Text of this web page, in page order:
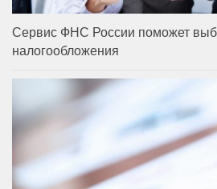
Сервис ФНС России поможет
налогообложения